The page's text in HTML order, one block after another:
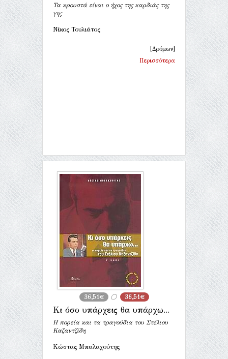
Τα κρουστά είναι ο ήχος της καρδιάς της
γης
Νίκος Τουλιάτος
[Δρόμων]
Περισσότερα
36,51€ 36,51€
Κι όσο υπάρχεις θα υπάρχω...
Η πορεία και τα τραγούδια του Στέλιου
Καζαντζίδη
Κώστας Μπαλαχούτης